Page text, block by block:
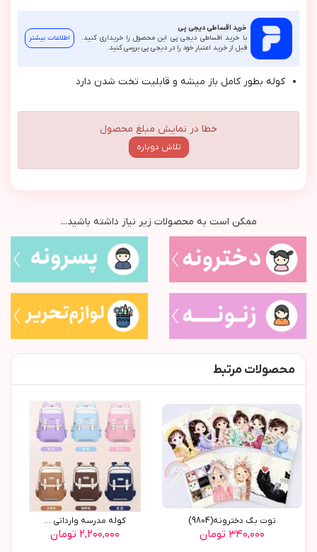
خرید اقساطی دیجی پی
با خرید اقساطی دیجی پی این محصول را خریداری کنید.
قبل از خرید اعتبار خود را در دیجی پی بررسی کنید.
اطلاعات بیشتر
كوله بطور كامل باز ميشه و قابليت تخت شدن دارد
خطا در نمایش مبلغ محصول
تلاش دوباره
ممکن است به محصولات زیر نیاز داشته باشید...
محصولات مرتبط
توت بگ دخترونه(9804)
۳۴۰,۰۰۰ تومان
کوله مدرسه وارداتی ...
۲,۲۰۰,۰۰۰ تومان